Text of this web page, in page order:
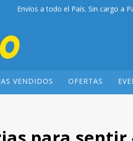
Envíos a todo el País. Sin cargo a
VENDIDOS OFERTAS